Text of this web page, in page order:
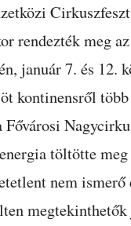
rendezték meg
január 7. és 12.
kontinensről
töltötte
nem ismerő